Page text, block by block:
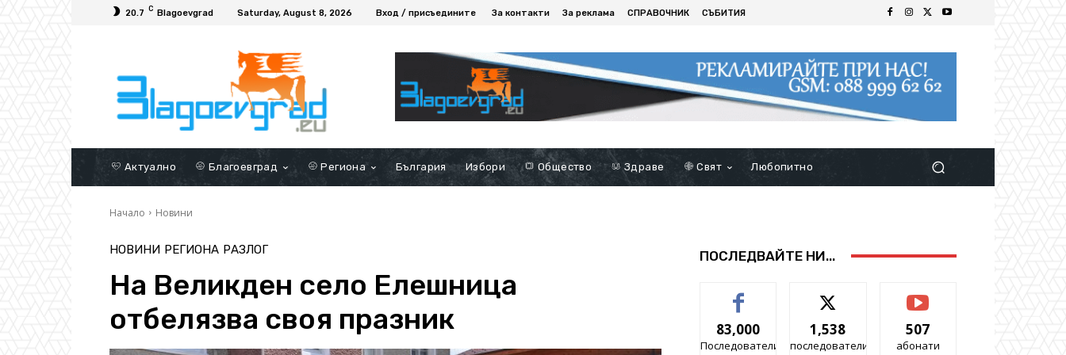
20.7 C Blagoevgrad Saturday, August 8, 2026 Вход / присъедините За контакти За реклама СПРАВОЧНИК СЪБИТИЯ
Актуално Благоевград Региона България Избори Общество Здраве Свят Любопитно
Начало Новини
НОВИНИ РЕГИОНА РАЗЛОГ
На Великден село Елешница
отбелязва своя празник
ПОСЛЕДВАЙТЕ НИ...
83,000
Последователи
1,538
последователи
507
абонати